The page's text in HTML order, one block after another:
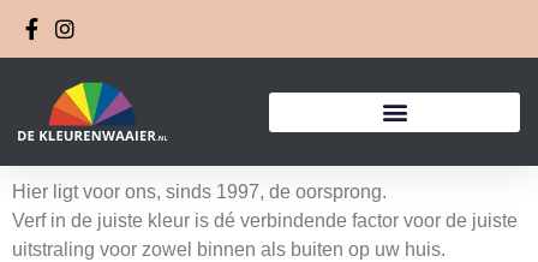
Hier ligt voor ons, sinds 1997, de oorsprong.
Verf in de juiste kleur is dé verbindende factor voor de juiste
uitstraling voor zowel binnen als buiten op uw huis.